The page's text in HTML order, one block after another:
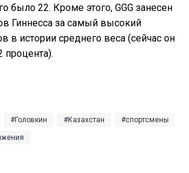
было 22. Кроме этого, GGG занесен
Гиннесса за самый высокий
в истории среднего веса (сейчас он
процента).
Головкин Казахстан спортсмены